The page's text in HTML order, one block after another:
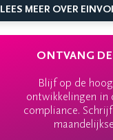
LEES MEER OVER
ONTVANG
Blijf op de
ontwikkelingen in
compliance.